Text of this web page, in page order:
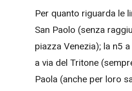
Per quanto riguarda le
San Paolo (senza
piazza Venezia); la n5
a via del Tritone
Paola (anche per loro